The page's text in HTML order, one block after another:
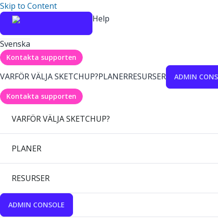
Skip to Content
Help
Svenska
Kontakta supporten
VARFÖR VÄLJA SKETCHUP?PLANERRESURSER ADMIN
Kontakta supporten
VARFÖR VÄLJA SKETCHUP?
PLANER
RESURSER
ADMIN CONSOLE